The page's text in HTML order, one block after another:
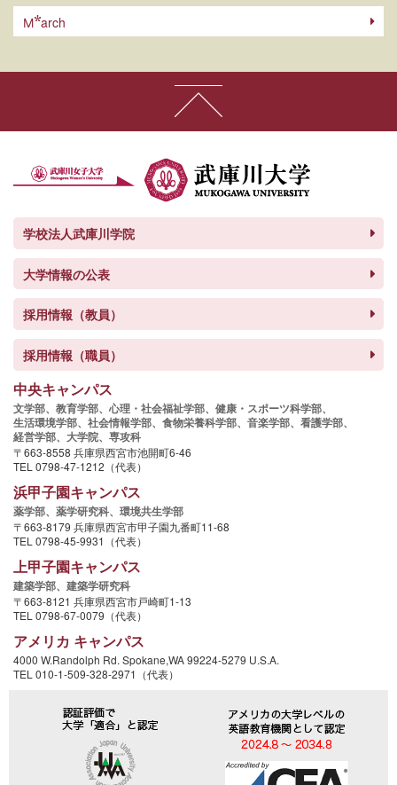
M arch
学校法人武庫川学院
大学情報の公表
採用情報（教員）
採用情報（職員）
中央キャンパス
文学部、 教育学部、 心理・社会福祉学部、 健康・スポーツ科学部、
生活環境学部、 社会情報学部、 食物栄養科学部、 音楽学部、 看護学部、
経営学部、 大学院、 専攻科
〒663-8558 兵庫県西宮市池開町6-46
TEL 0798-47-1212（代表）
浜甲子園キャンパス
薬学部、 薬学研究科、 環境共生学部
〒663-8179 兵庫県西宮市甲子園九番町11-68
TEL 0798-45-9931（代表）
上甲子園キャンパス
建築学部、 建築学研究科
〒663-8121 兵庫県西宮市戸崎町1-13
TEL 0798-67-0079（代表）
アメリカ キャンパス
4000 W.Randolph Rd. Spokane,WA 99224-5279 U.S.A.
TEL 010-1-509-328-2971（代表）